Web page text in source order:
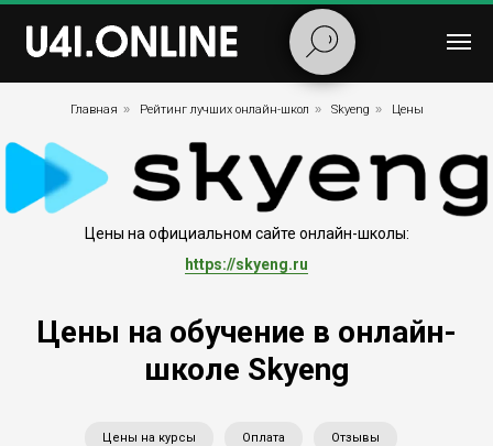
Главная » Рейтинг лучших онлайн-школ » Skyeng » Цены
Цены на официальном сайте онлайн-школы:
https://skyeng.ru
Цены на обучение в онлайн-
школе Skyeng
Цены на курсы Оплата Отзывы